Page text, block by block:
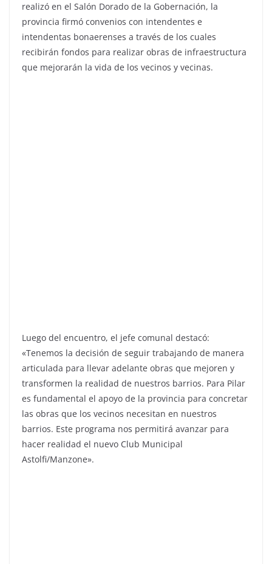
realizó en el Salón Dorado de la Gobernación, la
provincia firmó convenios con intendentes e
intendentas bonaerenses a través de los cuales
recibirán fondos para realizar obras de infraestructura
que mejorarán la vida de los vecinos y vecinas.
Luego del encuentro, el jefe comunal destacó:
«Tenemos la decisión de seguir trabajando de manera
articulada para llevar adelante obras que mejoren y
transformen la realidad de nuestros barrios. Para Pilar
es fundamental el apoyo de la provincia para concretar
las obras que los vecinos necesitan en nuestros
barrios. Este programa nos permitirá avanzar para
hacer realidad el nuevo Club Municipal
Astolfi/Manzone».